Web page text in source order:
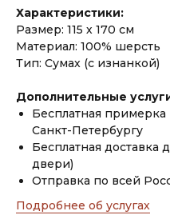
Характеристики:
Размер: 115 х 170 см
Материал: 100% шерсть
Тип: Сумах (с изнанкой)
Дополнительные
Бесплатная
Санкт-Петербургу
Бесплатная доставка
двери)
Отправка по всей
Подробнее об услугах